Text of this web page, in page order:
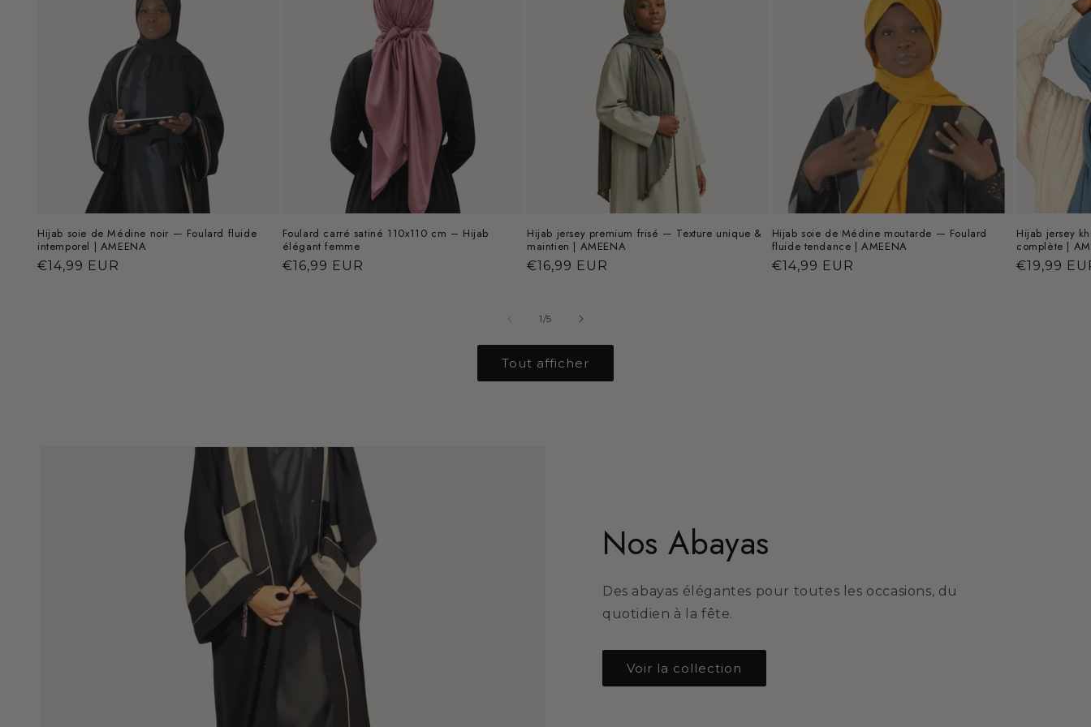
Hijab soie de Médine noir — Foulard fluide
intemporel | AMEENA
Prix
€14,99 EUR
Foulard carré satiné 110x110 cm – Hijab
élégant femme
Prix
€16,99 EUR
Hijab jersey premium frisé — Texture unique &
maintien | AMEENA
Prix
€16,99 EUR
Hijab soie de Médine moutarde — Foulard
fluide tendance | AMEENA
Prix
€14,99 EUR
Hijab jersey
complète |
Prix
€19,99
1/de
5
Tout afficher
Nos Abayas
Des abayas élégantes pour toutes les occasions, du
quotidien à la fête.
Voir la collection